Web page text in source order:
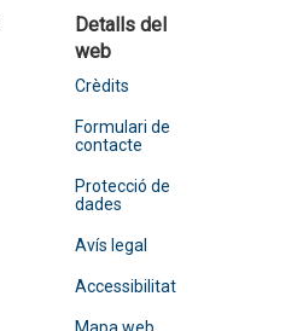
Detalls del
web
Crèdits
Formulari de
contacte
Protecció de
dades
Avís legal
Accessibilitat